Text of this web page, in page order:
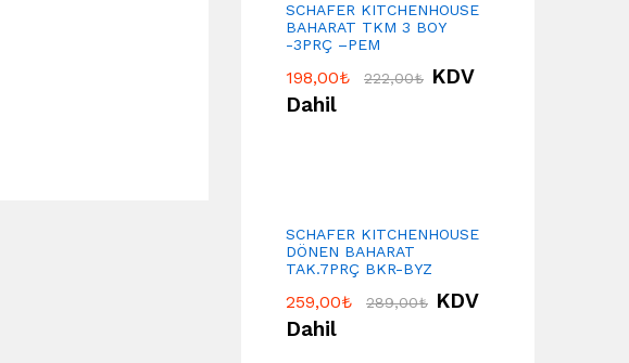
SCHAFER KITCHENHOUSE
BAHARAT TKM 3 BOY
-3PRÇ –PEM
198,00₺ 222,00₺ KDV
Dahil
SCHAFER KITCHENHOUSE
DÖNEN BAHARAT
TAK.7PRÇ BKR-BYZ
259,00₺ 289,00₺ KDV
Dahil